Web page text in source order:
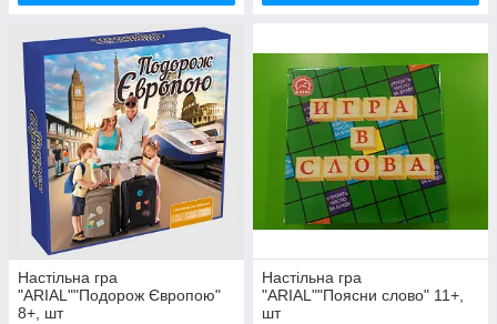
Настільна гра
"ARIAL""Подорож Європою"
8+, шт
Настільна гра
"ARIAL""Поясни слово" 11+,
шт